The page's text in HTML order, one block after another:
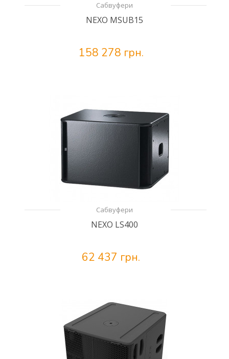
Сабвуфери
NEXO MSUB15
158 278 грн.
Сабвуфери
NEXO LS400
62 437 грн.